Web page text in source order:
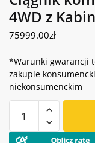
4WD z
75999.00zł
*Warunki gwarancji
zakupie
niekonsumenckim
Ciągnik
komunalny